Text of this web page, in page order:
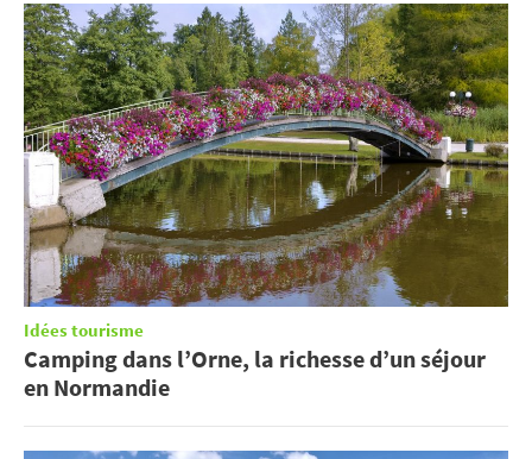
Idées tourisme
Camping dans l’Orne, la richesse d’un séjour
en Normandie